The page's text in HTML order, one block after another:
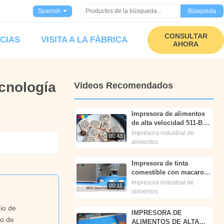
Spanish Búsqueda
VISITA A LA FÁBRICA
CONSULTAR
AHORA
de
de
Videos Recomendados
00:43
Impresora de alimentos
de alta velocidad 511-B
foodprinttech
Impresora industrial de
alimentos
00:16
Impresora de tinta
comestible con macaron
| Tecnología de
impresión alimentaria |
Impresora industrial de
alimentos
IMPRESORA DE
ALIMENTOS DE ALTA